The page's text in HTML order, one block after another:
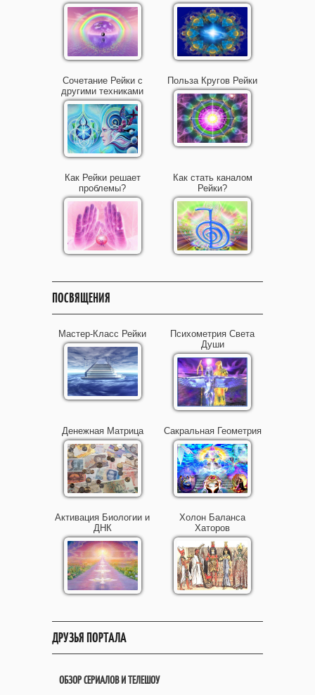
Сочетание Рейки с
другими техниками
Польза Кругов Рейки
Как Рейки решает
проблемы?
Как стать каналом
Рейки?
ПОСВЯЩЕНИЯ
Мастер-Класс Рейки
Психометрия Света
Души
Денежная Матрица Сакральная Геометрия
Активация Биологии и
ДНК
Холон Баланса
Хаторов
ДРУЗЬЯ ПОРТАЛА
ОБЗОР СЕРИАЛОВ И ТЕЛЕШОУ